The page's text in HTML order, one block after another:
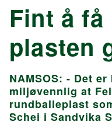
Fint å få
plasten
NAMSOS: - Det
miljøvennlig at
rundballeplast
Schei i Sandvika